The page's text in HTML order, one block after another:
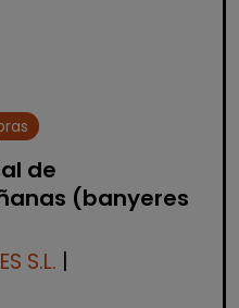
de
(banyeres
S.L. |